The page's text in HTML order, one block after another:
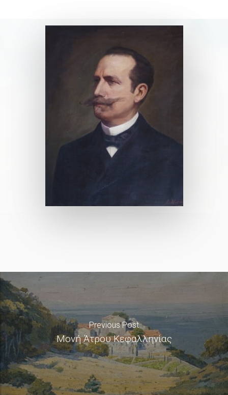
Previous Post
Μονή Άτρου Κεφαλληνίας